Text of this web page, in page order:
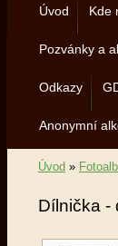
Úvod Kde
Pozvánky a
Odkazy
Anonymní
Úvod »
Dílnička -